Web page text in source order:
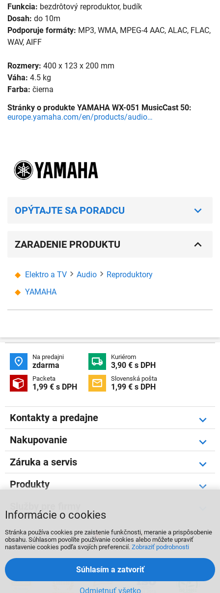
Funkcia: bezdrôtový reproduktor, budík
Dosah: do 10m
Podporuje formáty: MP3, WMA, MPEG-4 AAC, ALAC, FLAC,
WAV, AIFF
Rozmery: 400 x 123 x 200 mm
Váha: 4.5 kg
Farba: čierna
Stránky o produkte YAMAHA WX-051 MusicCast 50:
europe.yamaha.com/en/products/audio_visual/desktop_audio/musiccast_50/index.html#product-t
OPÝTAJTE SA PORADCU
ZARADENIE PRODUKTU
Elektro a TV Audio
Reproduktory
YAMAHA
 Na predajni
zdarma  Kuriérom
3,90 € s DPH
 Packeta
1,99 € s DPH  Slovenská pošta
1,99 € s DPH
Kontakty a predajne
Nakupovanie
Záruka a servis
Produkty
  
Informácie o cookies
Stránka používa cookies pre zaistenie funkčnosti, meranie a prispôsobenie
obsahu. Súhlasom povolíte používanie cookies alebo môžete upraviť
nastavenie cookies podľa svojích preferencií. Zobraziť podrobnosti
Odmietnuť všetko
Súhlasím a zatvoriť